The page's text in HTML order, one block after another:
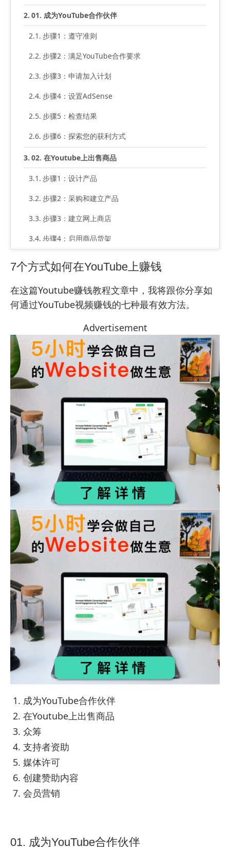
01. 成为YouTube合作伙伴
步骤1：遵守准则
步骤2：满足YouTube合作要求
步骤3：申请加入计划
步骤4：设置AdSense
步骤5：检查结果
步骤6：探索您的获利方式
02. 在Youtube上出售商品
步骤1：设计产品
步骤2：采购和建立产品
步骤3：建立网上商店
步骤4：启用商品货架
步骤5：宣传你的YouTube视频中的产品
步骤1：加入众筹网站
04. 支持者资助
步骤1：加入支持者资助平台
05. 媒体许可
步骤1：加入联系信息
步骤2：加入视频版权市场
06. 创建赞助内容
步骤1：寻找品牌赞助商
步骤2：建立品牌内容
07. 会员营销
步骤1：加入会员营销
步骤2：联系品牌
步骤3：在您的内容中展示产品
步骤4：添加会员链接
您可以在YouTube上赚多少钱？
Youtube公司如何赚钱？
7个方式如何在YouTube上赚钱
在这篇Youtube赚钱教程文章中，我将跟你分享如
何通过YouTube视频赚钱的七种最有效方法。
Advertisement
成为YouTube合作伙伴
在Youtube上出售商品
众筹
支持者资助
媒体许可
创建赞助内容
会员营销
01. 成为YouTube合作伙伴